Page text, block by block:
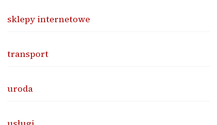
sklepy internetowe
transport
uroda